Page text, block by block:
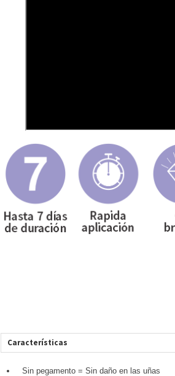
Características
Sin pegamento = Sin daño en las uñas